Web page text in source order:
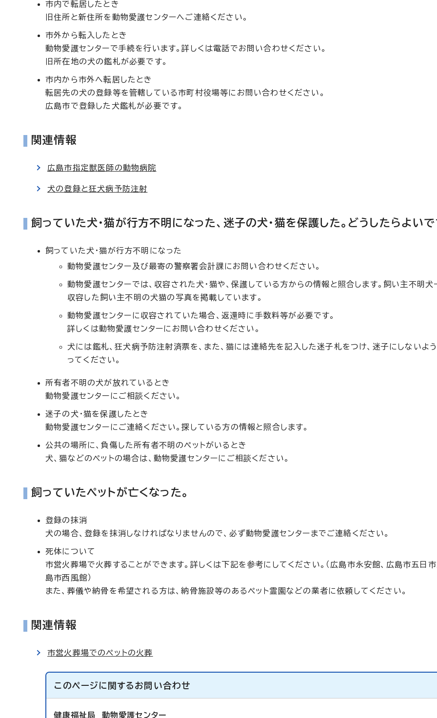
市内で転居したとき
旧住所と新住所を動物愛護センターへご連絡ください。
市外から転入したとき
動物愛護センターで手続を行います。詳しくは電話でお問い合わせください。
旧所在地の犬の鑑札が必要です。
市内から市外へ転居したとき
転居先の犬の登録等を管轄している市町村役場等にお問い合わせください。
広島市で登録した犬鑑札が必要です。
関連情報
広島市指定獣医師の動物病院
犬の登録と狂犬病予防注射
飼っていた犬・猫が行方不明になった、迷子の犬・猫を保護した。どうしたらよい
飼っていた犬・猫が行方不明になった
動物愛護センター及び最寄の警察署会計課にお問い合わせください。
動物愛護センターでは、収容された犬・猫や、保護している方からの情報と照合します。飼い主不明犬
収容した飼い主不明の犬猫の写真を掲載しています。
動物愛護センターに収容されていた場合、返還時に手数料等が必要です。
詳しくは動物愛護センターにお問い合わせください。
犬には鑑札、狂犬病予防注射済票を、また、猫には連絡先を記入した迷子札をつけ、迷子にしないよ
ってください。
所有者不明の犬が放れているとき
動物愛護センターにご相談ください。
迷子の犬・猫を保護したとき
動物愛護センターにご連絡ください。探している方の情報と照合します。
公共の場所に、負傷した所有者不明のペットがいるとき
犬、猫などのペットの場合は、動物愛護センターにご相談ください。
飼っていたペットが亡くなった。
登録の抹消
犬の場合、登録を抹消しなければなりませんので、必ず動物愛護センターまでご連絡ください。
死体について
市営火葬場で火葬することができます。詳しくは下記を参考にしてください。（広島市永安館、広島市五日
島市西風館）
また、葬儀や納骨を希望される方は、納骨施設等のあるペット霊園などの業者に依頼してください。
関連情報
市営火葬場でのペットの火葬
このページに関する お問い合わせ
健康福祉局 動物愛護センター